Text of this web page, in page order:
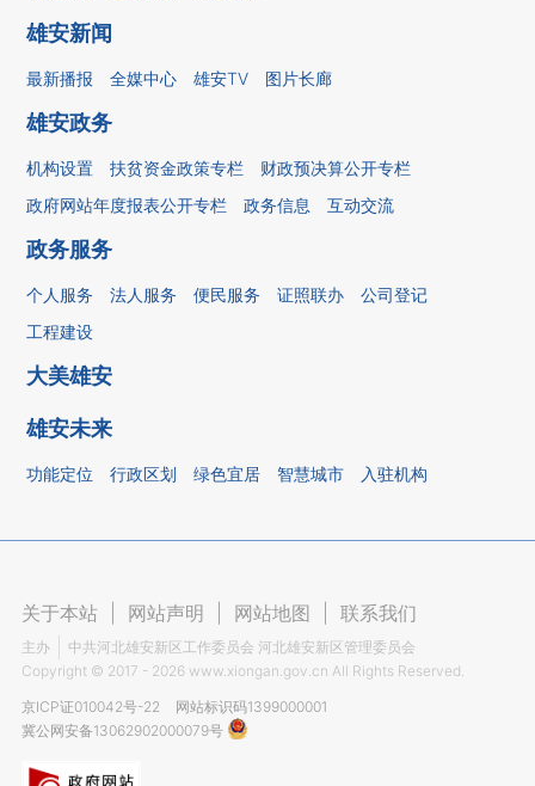
雄安新闻
最新播报 全媒中心 雄安TV 图片长廊
雄安政务
机构设置 扶贫资金政策专栏
财政预决算公开专栏
政府网站年度报表公开专栏
政务信息 互动交流
政务服务
个人服务 法人服务 便民服务 证照联办
公司登记
工程建设
大美雄安
雄安未来
功能定位 行政区划 绿色宜居 智慧城市 入驻机构
关于本站 网站声明 网站地图 联系我们
主办
中共河北雄安新区工作委员会 河北雄安新区管理委员会
Copyright © 2017 - 2026 www.xiongan.gov.cn All Rights Reserved.
京ICP证010042号-22
网站标识码1399000001
冀公网安备13062902000079号